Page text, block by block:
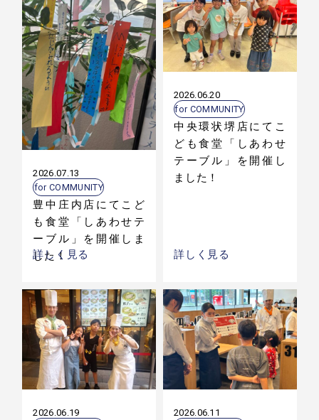
2026.07.13
for COMMUNITY
豊中庄内店にてこど
も食堂「しあわせテ
ーブル」を開催しま
した！
詳しく見る
2026.06.20
for COMMUNITY
中央環状堺店にてこ
ども食堂「しあわせ
テーブル」を開催し
ました！
詳しく見る
2026.06.19
2026.06.11